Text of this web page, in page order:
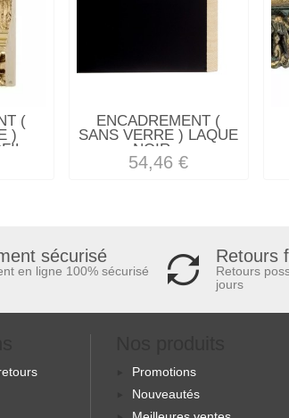
(
)
ENCADREMENT (
SANS VERRE ) LAQUE
NOIR...
54,46 €
sécurisé
en ligne 100% sécurisé
Retours
Retours
jours
Promotions
Nouveautés